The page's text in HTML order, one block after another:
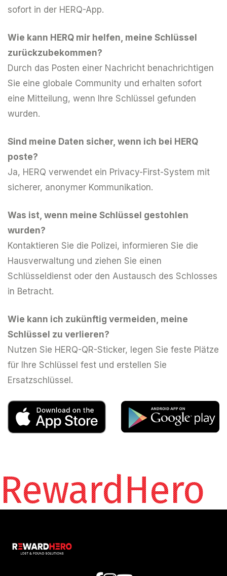
sofort in der HERQ-App.
Wie kann HERQ mir helfen, meine Schlüssel
zurückzubekommen?
Durch das Posten einer Nachricht benachrichtigen
Sie eine globale Community und erhalten sofort
eine Mitteilung, wenn Ihre Schlüssel gefunden
wurden.
Sind meine Daten sicher, wenn ich bei HERQ
poste?
Ja, HERQ verwendet ein Privacy-First-System mit
sicherer, anonymer Kommunikation.
Was ist, wenn meine Schlüssel gestohlen
wurden?
Kontaktieren Sie die Polizei, informieren Sie die
Hausverwaltung und ziehen Sie einen
Schlüsseldienst oder den Austausch des Schlosses
in Betracht.
Wie kann ich zukünftig vermeiden, meine
Schlüssel zu verlieren?
Nutzen Sie HERQ-QR-Sticker, legen Sie feste Plätze
für Ihre Schlüssel fest und erstellen Sie
Ersatzschlüssel.
RewardHero